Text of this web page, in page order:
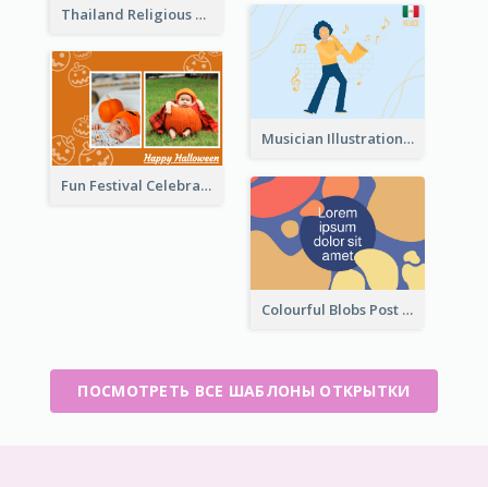
Thailand Religious Sites Post Card
Musician Illustration Post Cards
Fun Festival Celebration Post Card With Baby
Colourful Blobs Post Cards
ПОСМОТРЕТЬ ВСЕ ШАБЛОНЫ ОТКРЫТКИ